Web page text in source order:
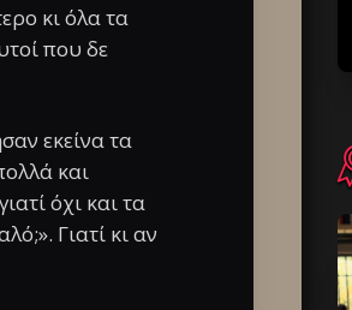
κι όλα τα
που δε
εκείνα τα
και
όχι και τα
Γιατί κι αν